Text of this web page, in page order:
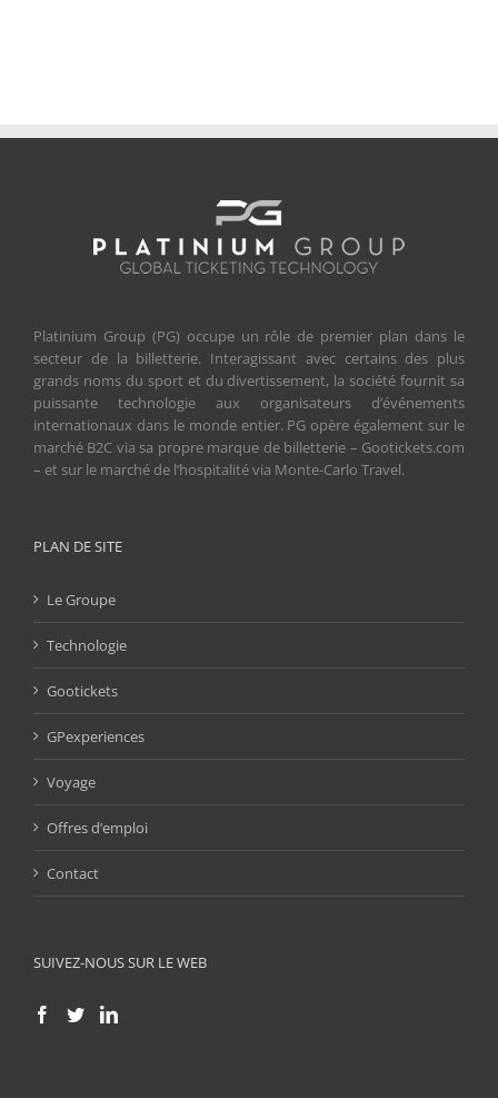
Platinium Group (PG) occupe un rôle de premier plan dans le
secteur de la billetterie. Interagissant avec certains des plus
grands noms du sport et du divertissement, la société fournit sa
puissante technologie aux organisateurs d’événements
internationaux dans le monde entier. PG opère également sur le
marché B2C via sa propre marque de billetterie – Gootickets.com
– et sur le marché de l’hospitalité via Monte-Carlo Travel.
PLAN DE SITE
Le Groupe
Technologie
Gootickets
GPexperiences
Voyage
Offres d’emploi
Contact
SUIVEZ-NOUS SUR LE WEB